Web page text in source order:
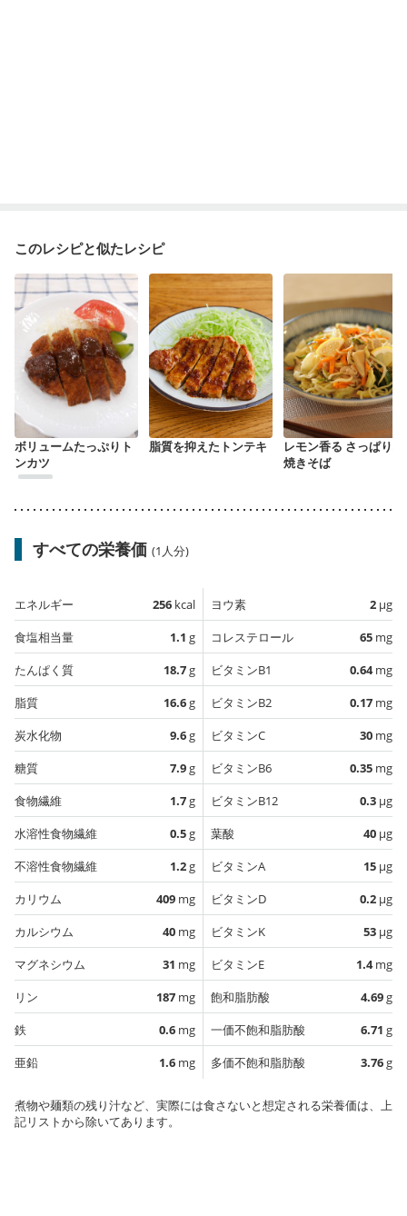
このレシピと似たレシピ
ボリュームたっぷりト
ンカツ
脂質を抑えたトンテキ
レモン香る さっぱり塩
焼きそば
すべての栄養価 (1人分)
エネルギー 256 kcal
食塩相当量
1.1 g
たんぱく質
18.7g
脂質
16.6g
炭水化物
9.6g
糖質
7.9g
食物繊維
1.7g
水溶性食物繊維
0.5g
不溶性食物繊維
1.2g
カリウム
409 mg
カルシウム
40 mg
マグネシウム
31 mg
リン
187 mg
鉄
0.6 mg
亜鉛
1.6 mg
ヨウ素 2 µg
コレステロール
65 mg
ビタミンB1
0.64mg
ビタミンB2
0.17 mg
ビタミンC
30 mg
ビタミンB6
0.35 mg
ビタミンB12
0.3 µg
葉酸
40 µg
ビタミンA
15 µg
ビタミンD
0.2 µg
ビタミンK
53 µg
ビタミンE
1.4mg
飽和脂肪酸
4.69g
一価不飽和脂肪酸
6.71 g
多価不飽和脂肪酸
3.76g
煮物や麺類の残り汁など、実際には食さないと想定される栄養価は、上
記リストから除いてあります。